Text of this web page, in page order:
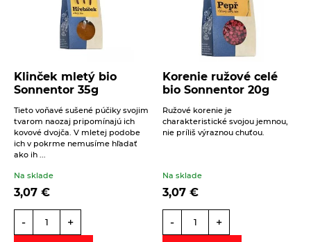
Beriem na vedomiespracovanie osobných údajov .
Klinček mletý bio
Sonnentor 35g
Tieto voňavé sušené púčiky svojim
tvarom naozaj pripomínajú ich
kovové dvojča. V mletej podobe
ich v pokrme nemusíme hľadať
ako ih ...
Na sklade
3,07 €
- +
Korenie ružové celé
bio Sonnentor 20g
Ružové korenie je
charakteristické svojou jemnou,
nie príliš výraznou chuťou.
Na sklade
3,07 €
- +